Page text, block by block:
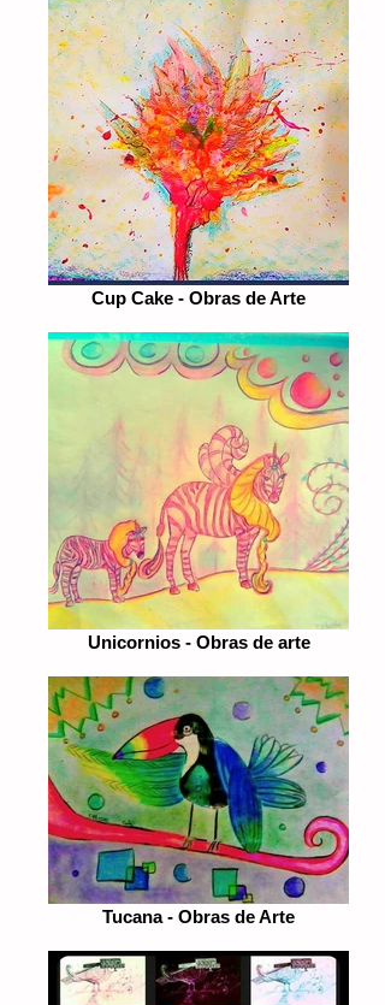
Cup Cake - Obras de Arte
Unicornios - Obras de arte
Tucana - Obras de Arte